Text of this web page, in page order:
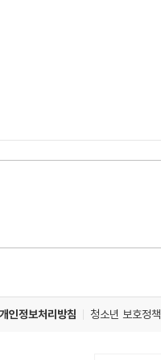
개인정보처리방침 청소년 보호정책